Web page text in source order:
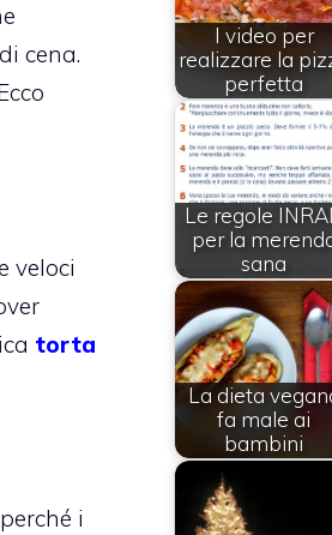
cena.
veloci
torta
i
I video per
realizzare la
perfetta
Le regole
per la
sana
La dieta
fa male ai
bambini